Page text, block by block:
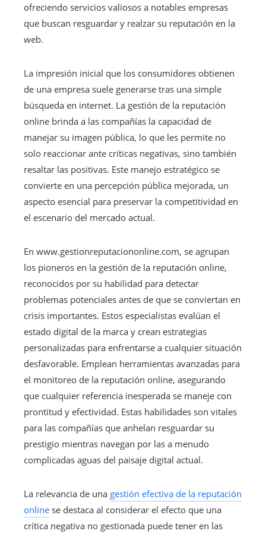
ofreciendo servicios valiosos a notables empresas
que buscan resguardar y realzar su reputación en la
web.
La impresión inicial que los consumidores obtienen
de una empresa suele generarse tras una simple
búsqueda en internet. La gestión de la reputación
online brinda a las compañías la capacidad de
manejar su imagen pública, lo que les permite no
solo reaccionar ante críticas negativas, sino también
resaltar las positivas. Este manejo estratégico se
convierte en una percepción pública mejorada, un
aspecto esencial para preservar la competitividad en
el escenario del mercado actual.
En www.gestionreputaciononline.com, se agrupan
los pioneros en la gestión de la reputación online,
reconocidos por su habilidad para detectar
problemas potenciales antes de que se conviertan en
crisis importantes. Estos especialistas evalúan el
estado digital de la marca y crean estrategias
personalizadas para enfrentarse a cualquier situación
desfavorable. Emplean herramientas avanzadas para
el monitoreo de la reputación online, asegurando
que cualquier referencia inesperada se maneje con
prontitud y efectividad. Estas habilidades son vitales
para las compañías que anhelan resguardar su
prestigio mientras navegan por las a menudo
complicadas aguas del paisaje digital actual.
La relevancia de una gestión efectiva de la reputación
online se destaca al considerar el efecto que una
crítica negativa no gestionada puede tener en las